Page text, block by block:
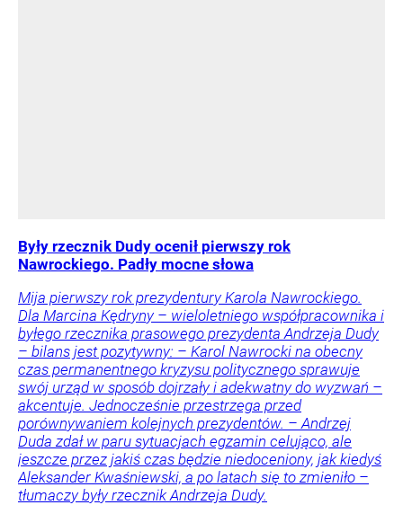
Były rzecznik Dudy ocenił pierwszy rok
Nawrockiego. Padły mocne słowa
Mija pierwszy rok prezydentury Karola Nawrockiego.
Dla Marcina Kędryny – wieloletniego współpracownika i
byłego rzecznika prasowego prezydenta Andrzeja Dudy
– bilans jest pozytywny: – Karol Nawrocki na obecny
czas permanentnego kryzysu politycznego sprawuje
swój urząd w sposób dojrzały i adekwatny do wyzwań –
akcentuje. Jednocześnie przestrzega przed
porównywaniem kolejnych prezydentów. – Andrzej
Duda zdał w paru sytuacjach egzamin celująco, ale
jeszcze przez jakiś czas będzie niedoceniony, jak kiedyś
Aleksander Kwaśniewski, a po latach się to zmieniło –
tłumaczy były rzecznik Andrzeja Dudy.